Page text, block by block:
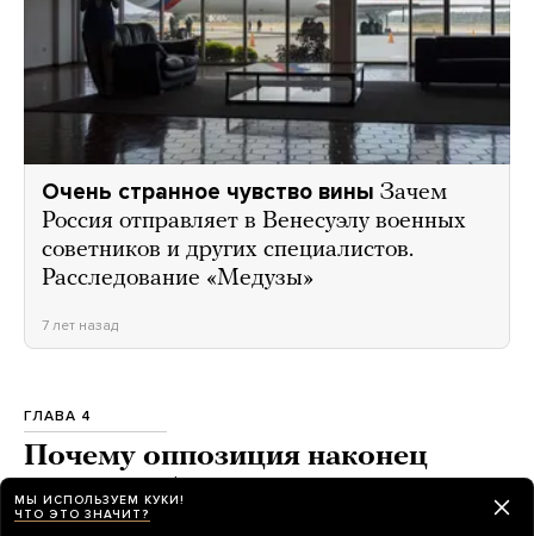
Очень странное чувство вины Зачем
Россия отправляет в Венесуэлу военных
советников и других специалистов.
Расследование «Медузы»
7 лет назад
ГЛАВА 4
Почему оппозиция наконец
может победить
МЫ ИСПОЛЬЗУЕМ КУКИ!
ЧТО ЭТО ЗНАЧИТ?